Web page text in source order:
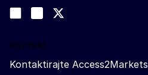
Join us on LinkedIn
Trade-Off podcast
Kontakt
Kontaktirajte Access2Markets